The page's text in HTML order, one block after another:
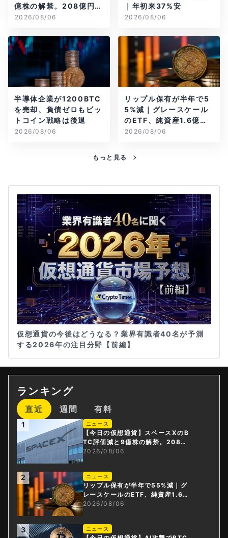
億株の解禁。208億円相
当のBTCが盗難
2026/08/06
｜年初来37%安
2026/08/06
半導体企業が1200BTC
を売却、負債ゼロもビッ
トコイン戦略は後退
2026/08/06
リップル保有が半年で5
5%減｜グレースケール
のETF、純資産1.6億ド
ル減
2026/08/06
もっと見る
仮想通貨の今後はどうなる？業界有識者40名が予測
する2026年の注目分野【前編】
ランキング
直近 週間 有料
1 ニュース
【今日の仮想通貨】スペースXのB
TC評価減と9億株の解禁。208億
円相当のBTCが盗難
2026/08/06
2 ニュース
リップル保有が半年で55%減｜グ
レースケールのETF、純資産1.6億
ドル減
2026/08/06
3 ニュース